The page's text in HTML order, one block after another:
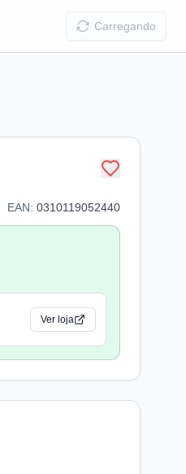
Carregando
EAN: 0310119052440
Ver loja